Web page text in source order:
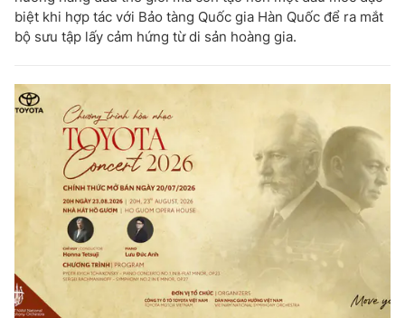
biệt khi hợp tác với Bảo tàng Quốc gia Hàn Quốc để ra mắt
bộ sưu tập lấy cảm hứng từ di sản hoàng gia.